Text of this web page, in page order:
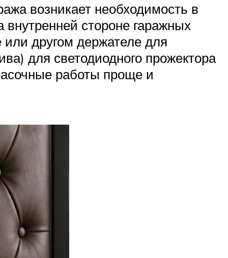
возникает необходимость в
стороне гаражных
или другом держателе для
для светодиодного прожектора
работы проще и